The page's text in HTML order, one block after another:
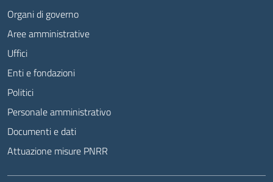
Organi di governo
Aree amministrative
Uffici
Enti e fondazioni
Politici
Personale amministrativo
Documenti e dati
Attuazione misure PNRR